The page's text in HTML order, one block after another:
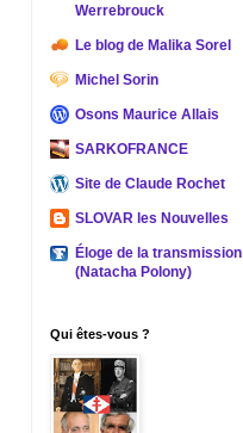
Werrebrouck
Le blog de Malika Sorel
Michel Sorin
Osons Maurice Allais
SARKOFRANCE
Site de Claude Rochet
SLOVAR les Nouvelles
Éloge de la transmission
(Natacha Polony)
Qui êtes-vous ?